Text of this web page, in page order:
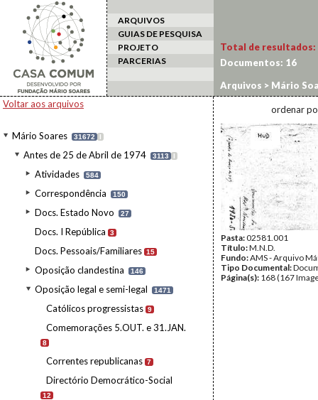
ARQUIVOS
GUIAS DE PESQUISA
PROJETO
PARCERIAS
Voltar aos arquivos
Mário Soares 31672 I
Antes de 25 de Abril de 1974 3113 I
Atividades 584
Correspondência 150
Docs. Estado Novo 27
Docs. I República 3
Docs. Pessoais/Familiares 15
Oposição clandestina 146
Oposição legal e semi-legal 1471
Católicos progressistas 9
Comemorações 5.OUT. e 31.JAN.
8
Correntes republicanas 7
Directório Democrático-Social
12
Total de resultados:
Documentos: 16
Arquivos > Mário
ordenar
Pasta:02581.001
Título:M.N.D.
Fundo:AMS - Arquivo
Tipo Documental:
Página(s): 168 (167